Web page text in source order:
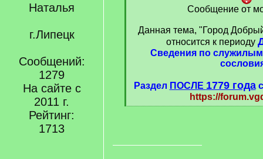
г.Липецк
Сообщений:
1279
На сайте с
2011 г.
Рейтинг:
1713
Сообщение от
Данная тема, "Город
относится к периоду
Сведения по
Раздел ПОСЛЕ 1779 года
https://
[